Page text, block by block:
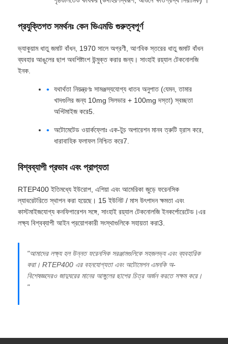
প্রযুক্তিগত সমর্থনঃ কেন ভিএমডি গুরুত্বপূর্ণ
ভ্যাকুয়াম ধাতু জমাট বাঁধন, 1970 সালে অগ্রণী, আণবিক স্তরের ধাতু জমাট বাঁধন
ব্যবহার আঙুলের ছাপ অবশিষ্টাংশ উন্মুক্ত করার জন্য। সাংহাই রয়্যাল টেকনোলজি
ইনক.
যথার্থতা নিয়ন্ত্রণঃ সামঞ্জস্যযোগ্য ধাতব অনুপাত (যেমন, তামার
খাদগুলির জন্য 10mg সিলভার + 100mg দস্তা) স্বচ্ছতা
অপ্টিমাইজ করে5.
অটোমেটেড ওয়ার্কফ্লোঃ এক-টুচ অপারেশন মানব ত্রুটি হ্রাস করে,
ধারাবাহিক ফলাফল নিশ্চিত করে7.
বিশ্বব্যাপী প্রভাব এবং প্রাপ্যতা
RTEP400 ইতিমধ্যে ইউরোপ, এশিয়া এবং আমেরিকা জুড়ে ফরেনসিক
ল্যাবরেটরিতে স্থাপন করা হয়েছে। 15 ইউনিট / মাস উৎপাদন ক্ষমতা এবং
কাস্টমাইজযোগ্য কনফিগারেশন সঙ্গে, সাংহাই রয়্যাল টেকনোলজি ইনকর্পোরেটেড।এর
লক্ষ্য বিশ্বব্যাপী আইন প্রয়োগকারী সংস্থাগুলিকে সহায়তা করা3.
"আমাদের লক্ষ্য হল উন্নত ফরেনসিক সরঞ্জামগুলিকে সহজলভ্য এবং ব্যবহারিক
করা। RTEP400 এর বহনযোগ্যতা এবং অটোমেশন এমনকি অ-
বিশেষজ্ঞদেরও জাদুঘরের মানের আঙ্গুলের ছাপের চিত্র অর্জন করতে সক্ষম করে।
"